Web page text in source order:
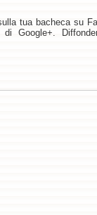
tua bacheca su
Google+.